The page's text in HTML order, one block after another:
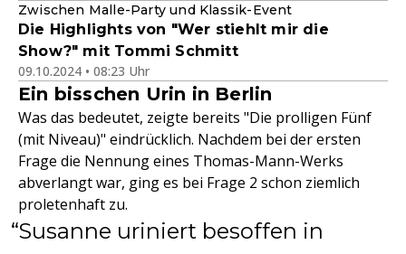
Zwischen Malle-Party und Klassik-Event
Die Highlights von "Wer stiehlt mir die
Show?" mit Tommi Schmitt
09.10.2024 • 08:23 Uhr
Ein bisschen Urin in Berlin
Was das bedeutet, zeigte bereits "Die prolligen Fünf
(mit Niveau)" eindrücklich. Nachdem bei der ersten
Frage die Nennung eines Thomas-Mann-Werks
abverlangt war, ging es bei Frage 2 schon ziemlich
proletenhaft zu.
Susanne uriniert besoffen in